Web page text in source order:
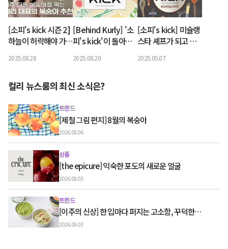
[소피's kick 시즌 2]
하늘이 허락해야 가능
리 대표의 픽은 물복?
2025.08.28
[Behind Kurly] '소
피's kick'이 돌아온
2025.08.20
[소피's kick] 미슐랭
스타 셰프가 되고 싶
'화이트 발사믹' 활용
2025.05.07
컬리 뉴스룸의 최신 소식은?
트렌드
[제철 그림 편지] 8월의 복숭아
2026.08.06
상품
[the epicure] 익숙한 포도의 새로운 얼굴
2026.08.03
트렌드
[이주의 신상] 한 입마다 퍼지는 고소함, 꾸덕한
그릭요거트와 우유 디저트
2026.08.03